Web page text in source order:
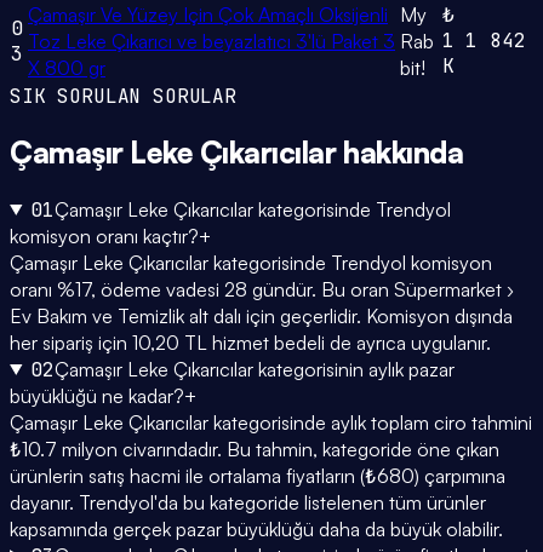
0
3
Çamaşır Ve Yüzey Için Çok Amaçlı Oksijenli
Toz Leke Çıkarıcı ve beyazlatıcı 3'lü Paket 3
X 800 gr
My
Rab
bit!
₺
1
K
1 842
SIK SORULAN SORULAR
Çamaşır Leke Çıkarıcılarhakkında
01Çamaşır Leke Çıkarıcılar kategorisinde Trendyol
komisyon oranı kaçtır?+
Çamaşır Leke Çıkarıcılar kategorisinde Trendyol komisyon
oranı %17, ödeme vadesi 28 gündür. Bu oran Süpermarket ›
Ev Bakım ve Temizlik alt dalı için geçerlidir. Komisyon dışında
her sipariş için 10,20 TL hizmet bedeli de ayrıca uygulanır.
02Çamaşır Leke Çıkarıcılar kategorisinin aylık pazar
büyüklüğü ne kadar?+
Çamaşır Leke Çıkarıcılar kategorisinde aylık toplam ciro tahmini
₺10.7 milyon civarındadır. Bu tahmin, kategoride öne çıkan
ürünlerin satış hacmi ile ortalama fiyatların (₺680) çarpımına
dayanır. Trendyol'da bu kategoride listelenen tüm ürünler
kapsamında gerçek pazar büyüklüğü daha da büyük olabilir.